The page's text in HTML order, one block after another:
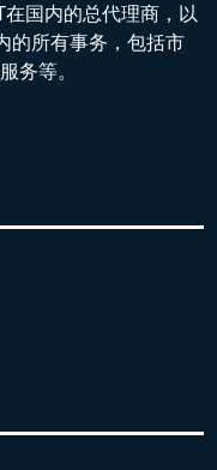
国内的总代理商，以
的所有事务，包括市
务等。